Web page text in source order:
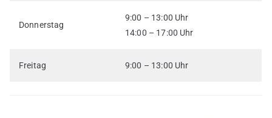
Donnerstag
9:00 – 13:00 Uhr
14:00 – 17:00 Uhr
Freitag 9:00 – 13:00 Uhr